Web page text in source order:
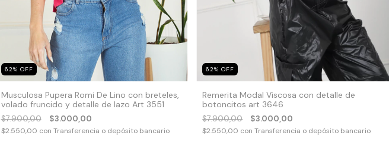
62% OFF
Musculosa Pupera Romi De Lino con breteles,
volado fruncido y detalle de lazo Art 3551
$7.900,00 $3.000,00
$2.550,00 con Transferencia o depósito bancario
62%OFF
Remerita Modal Viscosa con detalle de
botoncitos art 3646
$7.900,00 $3.000,00
$2.550,00 con Transferencia o depósito bancario